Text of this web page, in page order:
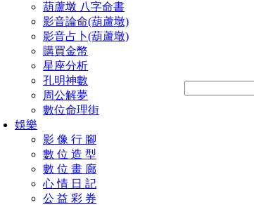
葫蘆墩 八字命書
影音論命(葫蘆墩)
影音占卜(葫蘆墩)
購買金幣
星座分析
孔明神數
周公解夢
數位命理街
娛樂
影 像 行 腳
數 位 造 型
數 位 畫 廊
心 情 日 記
公 益 彩 券